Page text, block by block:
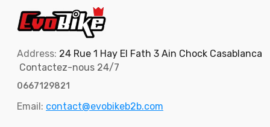
Address: 24 Rue 1 Hay El Fath 3 Ain Chock Casablanca
Contactez-nous 24/7
0667129821
Email: contact@evobikeb2b.com